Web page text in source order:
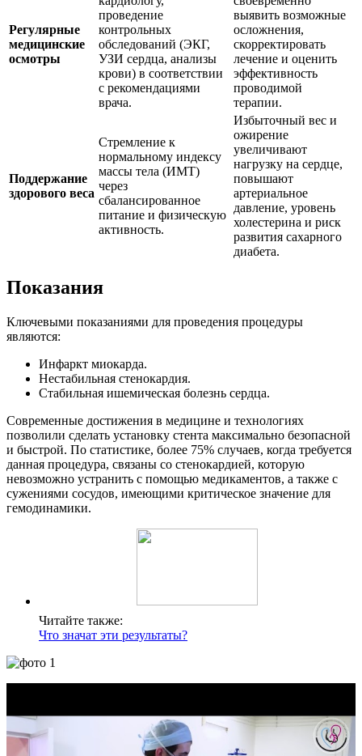
Регулярные
медицинские
осмотры
проведение
контрольных
обследований (ЭКГ,
УЗИ сердца, анализы
крови) в соответствии
с рекомендациями
врача.
выявить возможные
осложнения,
скорректировать
лечение и оценить
эффективность
проводимой
терапии.
Поддержание
здорового веса
Стремление к
нормальному индексу
массы тела (ИМТ)
через
сбалансированное
питание и физическую
активность.
Избыточный вес и
ожирение
увеличивают
нагрузку на сердце,
повышают
артериальное
давление, уровень
холестерина и риск
развития сахарного
диабета.
Показания
Ключевыми показаниями для проведения процедуры
являются:
Инфаркт миокарда.
Нестабильная стенокардия.
Стабильная ишемическая болезнь сердца.
Современные достижения в медицине и технологиях
позволили сделать установку стента максимально безопасной
и быстрой. По статистике, более 75% случаев, когда требуется
данная процедура, связаны со стенокардией, которую
невозможно устранить с помощью медикаментов, а также с
сужениями сосудов, имеющими критическое значение для
гемодинамики.
Читайте также:
Что значат эти результаты?